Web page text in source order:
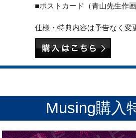
■ポストカード（青山先生作
仕様・特典内容は予告なく変
Musing購入